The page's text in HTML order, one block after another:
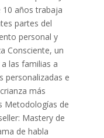
años trabaja
partes del
personal y
Consciente, un
las familias a
personalizadas e
más
Metodologías de
Mastery de
de habla